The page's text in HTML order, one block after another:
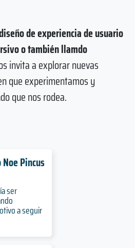
de experiencia de usuario
o también llamdo
invita a explorar nuevas
que experimentamos y
que nos rodea.
Pincus
ser
a seguir